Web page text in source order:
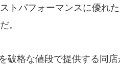
トパフォーマンスに優れ
。
破格な値段で提供する同